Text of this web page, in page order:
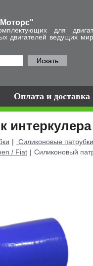
для
двигателей ведущих
Искать
Оплата и доставка
Силиконовые
/ Fiat
Силиконовый